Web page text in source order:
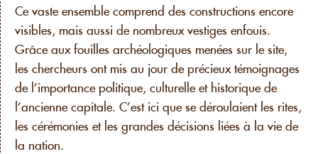
Ce vaste ensemble comprend des constructions encore
visibles, mais aussi de nombreux vestiges enfouis.
Grâce aux fouilles archéologiques menées sur le site,
les chercheurs ont mis au jour de précieux témoignages
de l’importance politique, culturelle et historique de
l’ancienne capitale. C’est ici que se déroulaient les rites,
les cérémonies et les grandes décisions liées à la vie de
la nation.